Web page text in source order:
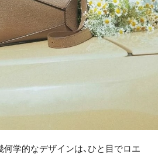
学的なデザインは、ひと目でロエ